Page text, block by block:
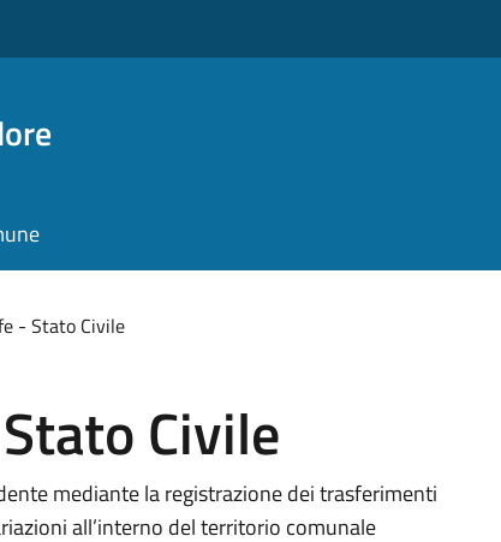
- Stato Civile
Civile
mediante la registrazione dei trasferimenti
all’interno del territorio comunale